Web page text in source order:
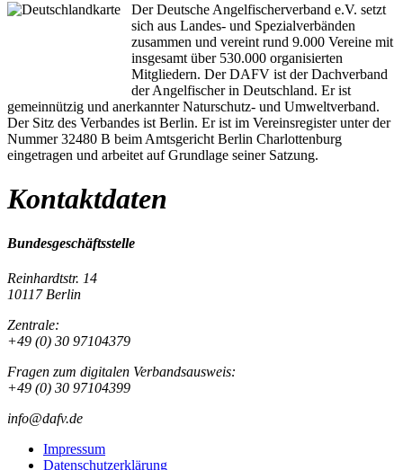
Der Deutsche Angelfischerverband e.V. setzt
sich aus Landes- und Spezialverbänden
zusammen und vereint rund 9.000 Vereine mit
insgesamt über 530.000 organisierten
Mitgliedern. Der DAFV ist der Dachverband
der Angelfischer in Deutschland. Er ist
gemeinnützig und anerkannter Naturschutz- und Umweltverband.
Der Sitz des Verbandes ist Berlin. Er ist im Vereinsregister unter der
Nummer 32480 B beim Amtsgericht Berlin Charlottenburg
eingetragen und arbeitet auf Grundlage seiner Satzung.
Kontaktdaten
Bundesgeschäftsstelle
Reinhardtstr. 14
10117 Berlin
Zentrale:
+49 (0) 30 97104379
Fragen zum digitalen Verbandsausweis:
+49 (0) 30 97104399
info@dafv.de
Impressum
Datenschutzerklärung